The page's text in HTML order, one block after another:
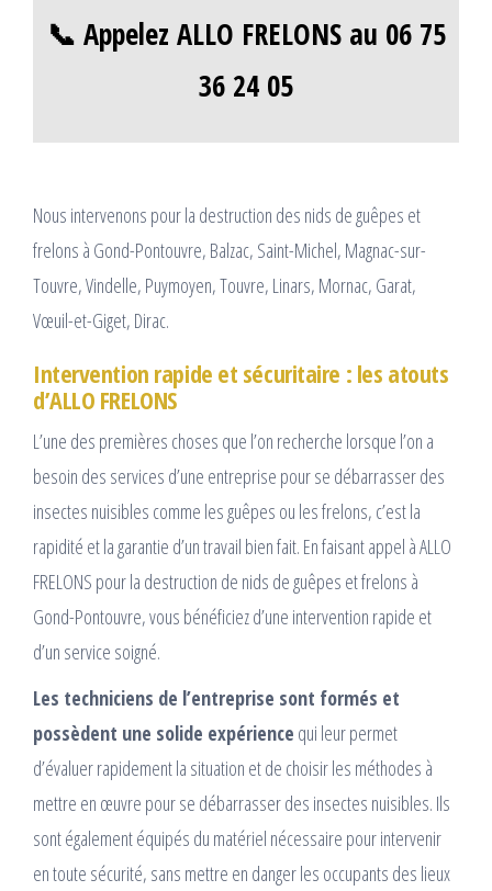
📞 Appelez ALLO FRELONS au 06 75
36 24 05
Nous intervenons pour la destruction des nids de guêpes et
frelons à Gond-Pontouvre, Balzac, Saint-Michel, Magnac-sur-
Touvre, Vindelle, Puymoyen, Touvre, Linars, Mornac, Garat,
Vœuil-et-Giget, Dirac.
Intervention rapide et sécuritaire : les atouts
d’ALLO FRELONS
L’une des premières choses que l’on recherche lorsque l’on a
besoin des services d’une entreprise pour se débarrasser des
insectes nuisibles comme les guêpes ou les frelons, c’est la
rapidité et la garantie d’un travail bien fait. En faisant appel à ALLO
FRELONS pour la destruction de nids de guêpes et frelons à
Gond-Pontouvre, vous bénéficiez d’une intervention rapide et
d’un service soigné.
Les techniciens de l’entreprise sont formés et
possèdent une solide expérience qui leur permet
d’évaluer rapidement la situation et de choisir les méthodes à
mettre en œuvre pour se débarrasser des insectes nuisibles. Ils
sont également équipés du matériel nécessaire pour intervenir
en toute sécurité, sans mettre en danger les occupants des lieux